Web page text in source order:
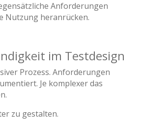
Anforderungen
Nutzung heranrücken.
im Testdesign
Prozess. Anforderungen
Je komplexer das
zu gestalten.